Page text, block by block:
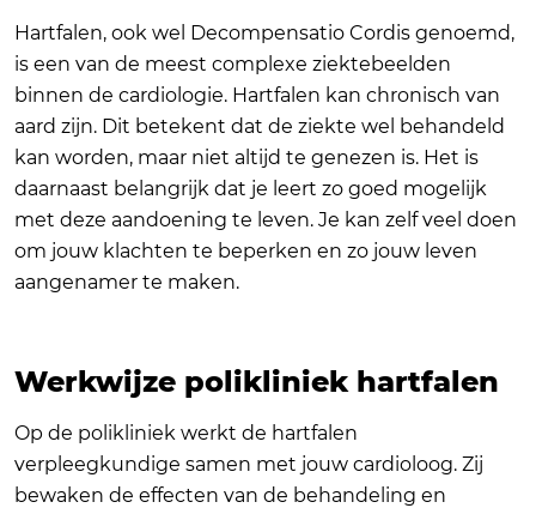
Hartfalen, ook wel Decompensatio Cordis genoemd,
is een van de meest complexe ziektebeelden
binnen de cardiologie. Hartfalen kan chronisch van
aard zijn. Dit betekent dat de ziekte wel behandeld
kan worden, maar niet altijd te genezen is. Het is
daarnaast belangrijk dat je leert zo goed mogelijk
met deze aandoening te leven. Je kan zelf veel doen
om jouw klachten te beperken en zo jouw leven
aangenamer te maken.
Werkwijze polikliniek hartfalen
Op de polikliniek werkt de hartfalen
verpleegkundige samen met jouw cardioloog. Zij
bewaken de effecten van de behandeling en